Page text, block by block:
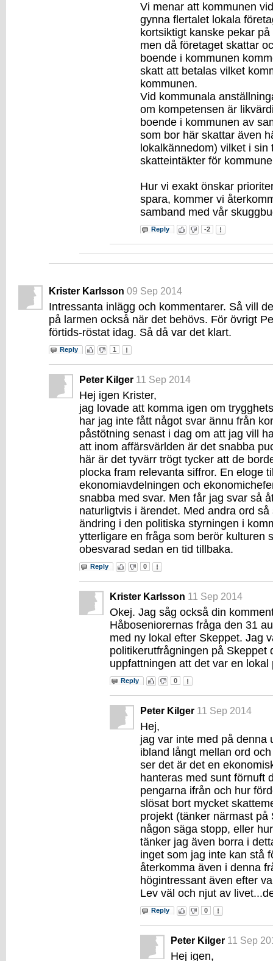
Vi menar att kommunen
gynna flertalet lokala
kortsiktigt kanske pekar
men då företaget skattar
boende i kommunen
skatt att betalas vilket
kommunen.
Vid kommunala
om kompetensen är
boende i kommunen av
som bor här skattar även
lokalkännedom) vilket i sin
skatteintäkter för
Hur vi exakt önskar
spara, kommer vi
samband med vår
Reply -2
Krister Karlsson 09 Sep 2014
Intressanta inlägg och kommentarer. Så vill
på larmen också när det behövs. För övrigt
förtids-röstat idag. Så då var det klart.
Reply 1
Peter Kilger 11 Sep 2014
Hej igen Krister,
jag lovade att komma igen om
har jag inte fått något svar ännu från
påstötning senast i dag om att jag vill
att inom affärsvärlden är det snabba
här är det tyvärr trögt tycker att de
plocka fram relevanta siffror. En eloge
ekonomiavdelningen och
snabba med svar. Men får jag svar så
naturligtvis i ärendet. Med andra ord
ändring i den politiska styrningen i
ytterligare en fråga som berör kulturen
obesvarad sedan en tid tillbaka.
Reply 0
Krister Karlsson 11 Sep 2014
Okej. Jag såg också din
Håboseniorernas fråga den 31
med ny lokal efter Skeppet. Jag
politikerutfrågningen på Skeppet
uppfattningen att det var en lokal
Reply 0
Peter Kilger 11 Sep 2014
Hej,
jag var inte med på denna
ibland långt mellan ord
ser det är det en
hanteras med sunt förnuft
pengarna ifrån och hur
slösat bort mycket
projekt (tänker närmast på
någon säga stopp, eller
tänker jag även borra i
inget som jag inte kan stå
återkomma även i denna
högintressant även efter
Lev väl och njut av
Reply 0
Peter Kilger 11 Sep
Hej igen,